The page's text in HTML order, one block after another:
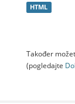
HTML
Također
(pogledajte